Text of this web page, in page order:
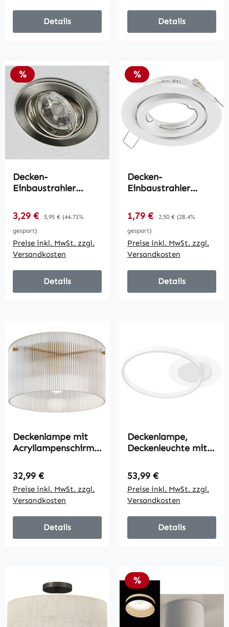
Details Details
Rabatt
%
Decken-
Einbaustrahler
schwenkbar, Ø
88mm, für 50mm
Lampen
Verkaufspreis:
3,29 € Regulärer Preis:
5,95 € (44.71%
gespart)
Preise inkl. MwSt. zzgl.
Versandkosten
Details
Rabatt
%
Decken-
Einbaustrahler
schwenkbar,
Ø98mm, für 50mm
Lampen
Verkaufspreis:
1,79 € Regulärer Preis:
2,50 € (28.4%
gespart)
Preise inkl. MwSt. zzgl.
Versandkosten
Details
Deckenlampe mit
Acryllampenschirm,
und LED-kompatibel
Regulärer Preis:
32,99 €
Preise inkl. MwSt. zzgl.
Versandkosten
Details
Deckenlampe,
Deckenleuchte mit
Rund 50 x 40 x 7,4
cm, Weiß
Regulärer Preis:
53,99 €
Preise inkl. MwSt. zzgl.
Versandkosten
Details
Rabatt
%